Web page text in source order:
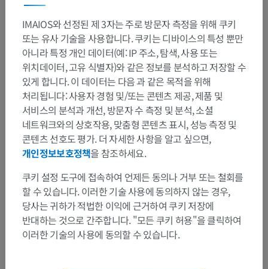
IMAIOS와 선정된 제 3자는 주로 방문자 측정을 위해 쿠키
또는 유사 기술을 사용합니다. 쿠키는 디바이스의 특성 뿐만
아니라 특정 개인 데이터(예: IP 주소, 탐색, 사용 또는
위치데이터, 고유 식별자)와 같은 정보를 분석하고 저장할 수
있게 합니다. 이 데이터는 다음 과 같은 목적을 위해
처리됩니다: 사용자 경험 및/또는 콘텐츠 제공, 제품 및
서비스의 분석과 개선, 방문자 수 측정 및 분석, 소셜
네트워크와의 상호작용, 맞춤형 콘텐츠 표시, 성능 측정 및
콘텐츠 선호도 평가. 더 자세한 사항을 알고 싶으면,
개인정보보호정책을 참조하세요.
쿠키 설정 도구에 접속하여 언제든 동의나 거부 또는 철회를
할 수 있습니다. 이러한 기술 사용에 동의하지 않는 경우,
당사는 귀하가 적법한 이익에 근거하여 쿠키 저장에
반대하는 것으로 간주합니다. "모든 쿠키 허용"을 클릭하여
이러한 기술의 사용에 동의할 수 있습니다.